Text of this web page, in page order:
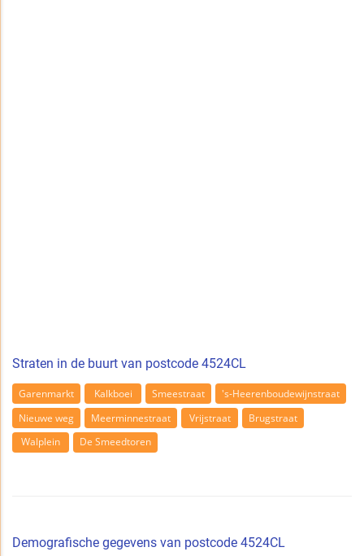
Straten in de buurt van postcode 4524CL
Garenmarkt Kalkboei Smeestraat
's-Heerenboudewijnstraat
Nieuwe weg
Meerminnestraat Vrijstraat
Brugstraat
Walplein
De Smeedtoren
Demografische gegevens van postcode 4524CL